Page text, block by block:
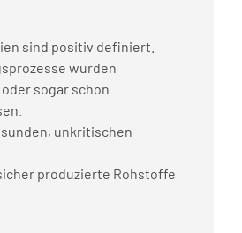
sind positiv definiert.
wurden
sogar schon
unkritischen
produzierte Rohstoffe